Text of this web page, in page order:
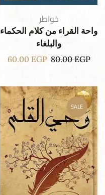
خواطر
واحة القراء من كلام الحكماء
والبلغاء
80.00EGP
60.00 EGP
SALE